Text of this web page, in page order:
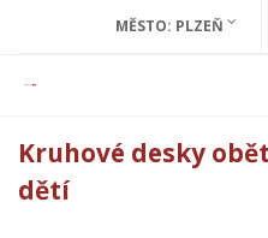
MĚSTO: PLZEŇ
Kruhové desky
dětí